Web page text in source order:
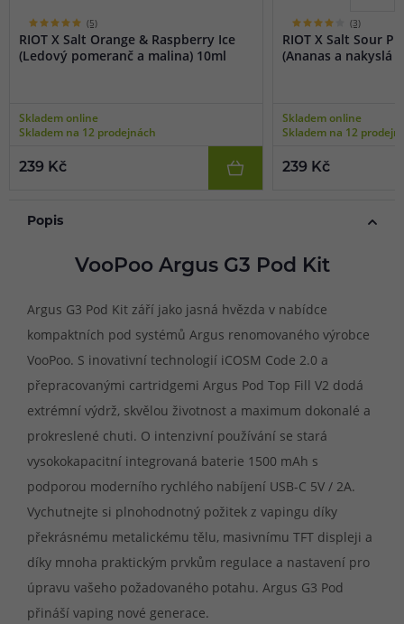
(5)
RIOT X Salt Orange & Raspberry Ice
(Ledový pomeranč a malina) 10ml
Skladem online
Skladem na 12 prodejnách
239 Kč
(3)
RIOT X Salt Sour
(Ananas a nakyslá
Skladem online
Skladem na 12
239 Kč
Popis
VooPoo Argus G3 Pod Kit
Argus G3 Pod Kit září jako jasná hvězda v nabídce
kompaktních pod systémů Argus renomovaného výrobce
VooPoo. S inovativní technologií iCOSM Code 2.0 a
přepracovanými cartridgemi Argus Pod Top Fill V2 dodá
extrémní výdrž, skvělou životnost a maximum dokonalé a
prokreslené chuti. O intenzivní používání se stará
vysokokapacitní integrovaná baterie 1500 mAh s
podporou moderního rychlého nabíjení USB-C 5V / 2A.
Vychutnejte si plnohodnotný požitek z vapingu díky
překrásnému metalickému tělu, masivnímu TFT displeji a
díky mnoha praktickým prvkům regulace a nastavení pro
úpravu vašeho požadovaného potahu. Argus G3 Pod
přináší vaping nové generace.